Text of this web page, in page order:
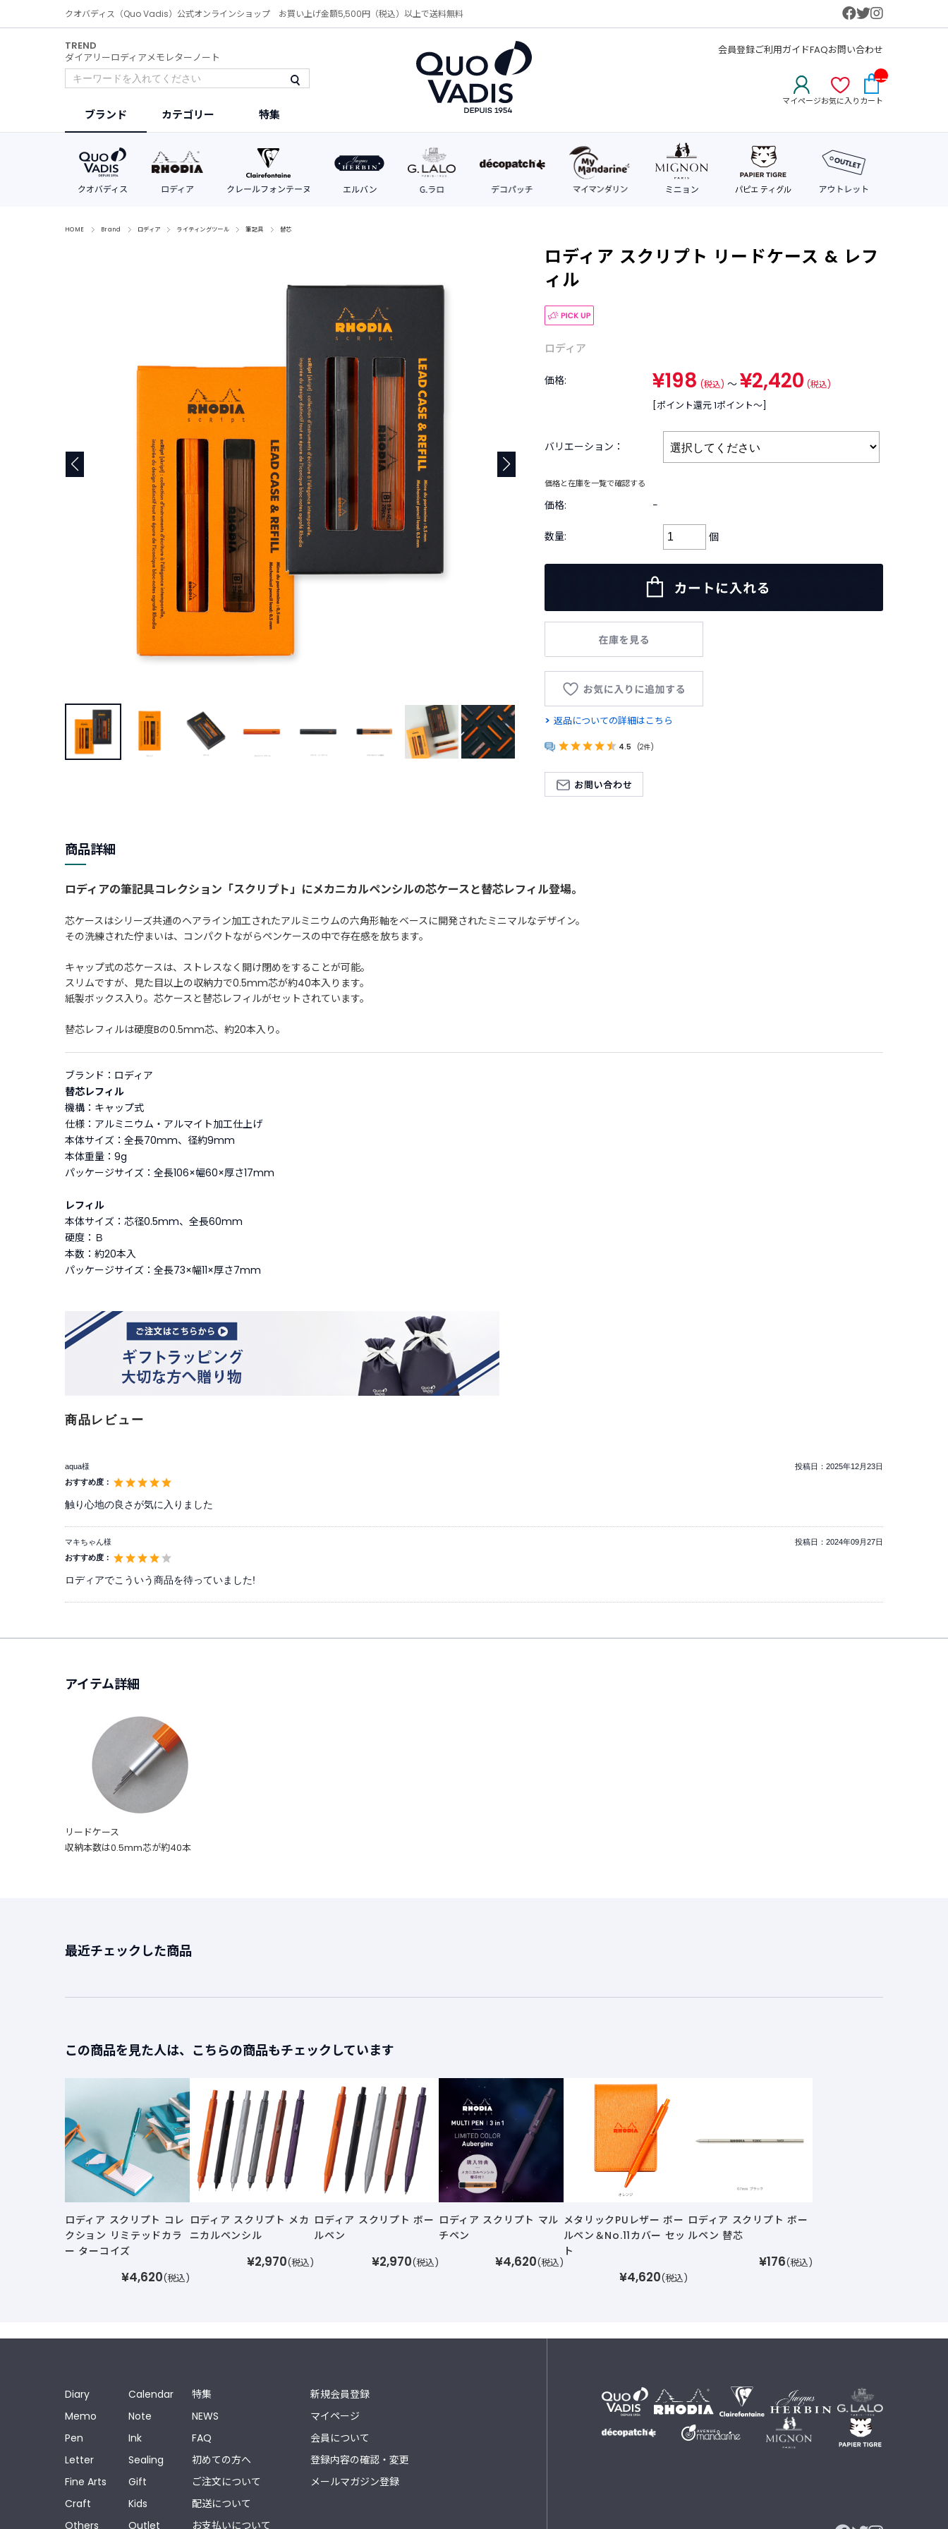
クオバディス（Quo Vadis）公式オンラインショップ お買い上げ金額5,500円（税込）以上で送料無料
TREND
ダイアリーロディアメモ レターノート
会員登録ご利用ガイドFAQお問い合わせ
マイページお気に入りカート
__
M_
T_
ブランド カテゴリー 特集
HOME Brand ロディア ライティングツール 筆記具 替芯
ロディア スクリプト リードケース & レフ
ィル
ロディア
価格: ¥198 (税込) ～ ¥2,420 (税込)
[ポイント還元 1ポイント〜]
バリエーション：
価格と在庫を一覧で確認する
価格: −
数量: 個
返品についての詳細はこちら
4.5 (2件)
商品詳細
ロディアの筆記具コレクション「スクリプト」にメカニカルペンシルの芯ケースと替芯レフィル登場。
芯ケースはシリーズ共通のヘアライン加工されたアルミニウムの六角形軸をベースに開発されたミニマルなデザイン。
その洗練された佇まいは、コンパクトながらペンケースの中で存在感を放ちます。
キャップ式の芯ケースは、ストレスなく開け閉めをすることが可能。
スリムですが、見た目以上の収納力で0.5mm芯が約40本入ります。
紙製ボックス入り。芯ケースと替芯レフィルがセットされています。
替芯レフィルは硬度Bの0.5mm芯、約20本入り。
ブランド：ロディア
替芯レフィル
機構：キャップ式
仕様：アルミニウム・アルマイト加工仕上げ
本体サイズ：全長70mm、径約9mm
本体重量：9g
パッケージサイズ：全長106×幅60×厚さ17mm
レフィル
本体サイズ：芯径0.5mm、全長60mm
硬度：Ｂ
本数：約20本入
パッケージサイズ：全長73×幅11×厚さ7mm
商品レビュー
aqua様 投稿日： 2025年12月23日
おすすめ度：
触り心地の良さが気に入りました
マキちゃん様 投稿日： 2024年09月27日
おすすめ度：
ロディアでこういう商品を待っていました!
アイテム詳細
リードケース
収納本数は0.5mm芯が約40本
最近チェックした商品
この商品を見た人は、こちらの商品もチェックしています
ロディア スクリプト コレ
クション リミテッドカラ
ー ターコイズ
¥4,620(税込)
ロディア スクリプト メカ
ニカルペンシル
¥2,970(税込)
ロディア スクリプト ボー
ルペン
¥2,970(税込)
ロディア スクリプト マル
チペン
¥4,620(税込)
メタリックPUレザー ボー
ルペン＆No.11カバー セッ
ト
¥4,620(税込)
ロディア スクリプト ボー
ルペン 替芯
¥176(税込)
Diary
Calendar
Memo
Note
Pen
Ink
Letter
Sealing
Fine Arts
Gift
Craft
Kids
Others
Outlet
特集
NEWS
FAQ
初めての方へ
ご注文について
配送について
お支払いについて
新規会員登録
マイページ
会員について
登録内容の確認・変更
メールマガジン登録